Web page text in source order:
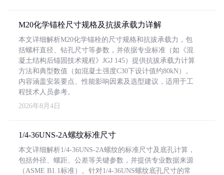
M20化学锚栓尺寸规格及抗拔承载力详解
本文详细解析M20化学锚栓的尺寸规格和抗拔承载力，包
括螺杆直径、钻孔尺寸等参数，并依据专业标准（如《混
凝土结构后锚固技术规程》JGJ 145）提供抗拔承载力计算
方法和典型数值（如混凝土强度C30下设计值约80kN）。
内容涵盖安装要点、性能影响因素及选型建议，适用于工
程技术人员参考。
2026年8月4日
1/4-36UNS-2A螺纹标准尺寸
本文详细解析1/4-36UNS-2A螺纹的标准尺寸及底孔计算，
包括外径、螺距、公差等关键参数，并提供专业数据来源
（ASME B1.1标准）。针对1/4-36UNS螺纹底孔尺寸的常